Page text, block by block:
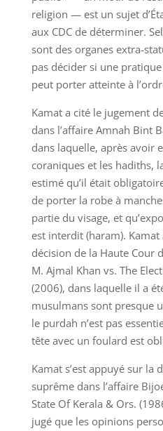
religion — est un sujet
aux CDC de déterminer.
sont des organes extra-
pas décider si une
peut porter atteinte à
Kamat a cité le jugement
dans l’affaire Amnah Bint
dans laquelle, après avoir
coraniques et les hadiths,
estimé qu’il était
de porter la robe à
partie du visage, et
est interdit (haram). Kamat
décision de la Haute Cour
M. Ajmal Khan vs. The
(2006), dans laquelle il a
musulmans sont presque
le purdah n’est pas
tête avec un foulard est
Kamat s’est appuyé sur la
suprême dans l’affaire
State Of Kerala & Ors.
jugé que les opinions